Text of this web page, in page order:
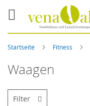
Startseite Fitness
Waagen
Filter